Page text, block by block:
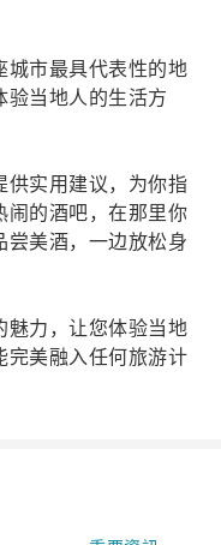
城市最具代表性的地
验当地人的生活方
供实用建议，为你指
闹的酒吧，在那里你
尝美酒，一边放松身
魅力，让您体验当地
完美融入任何旅游计